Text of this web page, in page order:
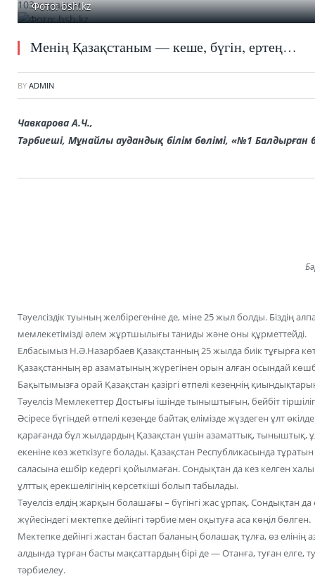
103 қаралым
Фото: bsh.kz
Менің Қазақстаным — кеше, бүгін, ертең…
BY ADMIN
Чавкарова А.Ч.,
Тәрбиеші, Мұнайлы аудандық білім бөлімі, «№1
Тәуелсіздік туының желбірегеніне де, міне 25 жыл болды. Біздің
мемлекетімізді әлем жұртшылығы таниды және оны құрметтейді.
Елбасымыз Н.Ә.Назарбаев Қазақстанның 25 жылда биік тұғырға
Қазақстанның әр азаматының жүрегінен орын алған осындай
Бақытымызға орай Қазақстан қазіргі өтпелі кезеңнің
Тәуелсіз Мемлекеттер Достығы ішінде тыныштығын, бейбіт
Әсіресе бүгіндей өтпелі кезеңде байтақ елімізде жүздеген ұлт
қарағанда бұл жылдардың Қазақстан үшін азаматтық,
екеніне көз жеткізуге болады. Қазақстан Республикасында
саласына ешбір кедергі қойылмаған. Сондықтан да кез келген
ұлттық ерекшелігінің көрсеткіші болып табылады.
Тәуелсіз елдің жарқын болашағы – бүгінгі жас ұрпақ. Сондықтан
жүйесіндегі мектепке дейінгі тәрбие мен оқытуға аса көңіл бөлген.
Мектепке дейінгі жастан бастап баланың болашақ тұлға, өз елінің
алдында тұрған басты мақсаттардың бірі де — Отанға, туған елге,
тәрбиелеу.